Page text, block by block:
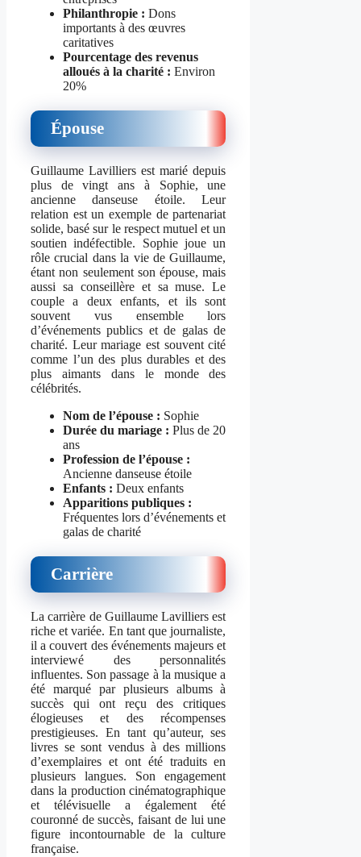
Philanthropie : Dons
importants à des œuvres
caritatives
Pourcentage des revenus
alloués à la charité : Environ
20%
Épouse
Guillaume Lavilliers est marié depuis
plus de vingt ans à Sophie, une
ancienne danseuse étoile. Leur
relation est un exemple de partenariat
solide, basé sur le respect mutuel et un
soutien indéfectible. Sophie joue un
rôle crucial dans la vie de Guillaume,
étant non seulement son épouse, mais
aussi sa conseillère et sa muse. Le
couple a deux enfants, et ils sont
souvent vus ensemble lors
d’événements publics et de galas de
charité. Leur mariage est souvent cité
comme l’un des plus durables et des
plus aimants dans le monde des
célébrités.
Nom de l’épouse : Sophie
Durée du mariage : Plus de 20
ans
Profession de l’épouse :
Ancienne danseuse étoile
Enfants : Deux enfants
Apparitions publiques :
Fréquentes lors d’événements et
galas de charité
Carrière
La carrière de Guillaume Lavilliers est
riche et variée. En tant que journaliste,
il a couvert des événements majeurs et
interviewé des personnalités
influentes. Son passage à la musique a
été marqué par plusieurs albums à
succès qui ont reçu des critiques
élogieuses et des récompenses
prestigieuses. En tant qu’auteur, ses
livres se sont vendus à des millions
d’exemplaires et ont été traduits en
plusieurs langues. Son engagement
dans la production cinématographique
et télévisuelle a également été
couronné de succès, faisant de lui une
figure incontournable de la culture
française.